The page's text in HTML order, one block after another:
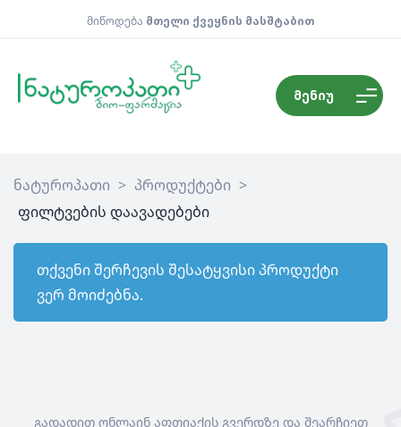
მიწოდება მთელი ქვეყნის მასშტაბით
მენიუ
ნატუროპათი > პროდუქტები >
ფილტვების დაავადებები
თქვენი შერჩევის შესატყვისი პროდუქტი
ვერ მოიძებნა.
გადადით ონლაინ აფთიაქის გვერდზე და შეარჩიეთ